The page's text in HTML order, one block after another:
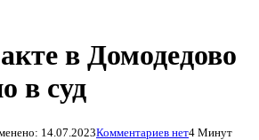
в Домодедово
в суд
14.07.2023Комментариев нет4 Минут